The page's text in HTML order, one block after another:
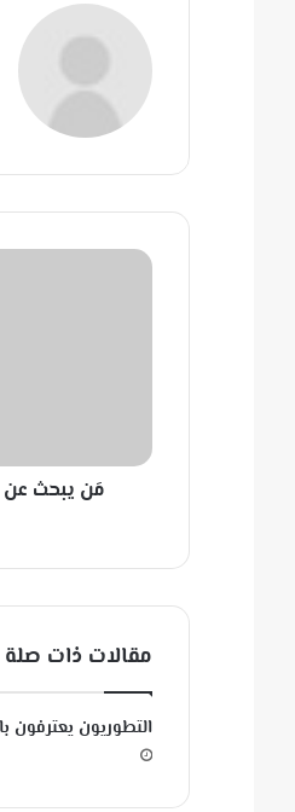
مَ
ا
ا
ل
ي
س
ب
ح
مَن يبحث عن
مقالات ذات صلة
التطوريون يعترفون